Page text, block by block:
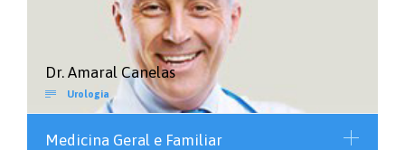
Dr. Amaral Canelas
 Urologia
Medicina Geral e Familiar